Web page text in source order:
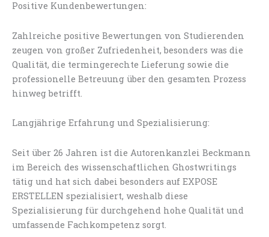
Positive Kundenbewertungen:
Zahlreiche positive Bewertungen von Studierenden
zeugen von großer Zufriedenheit, besonders was die
Qualität, die termingerechte Lieferung sowie die
professionelle Betreuung über den gesamten Prozess
hinweg betrifft.
Langjährige Erfahrung und Spezialisierung:
Seit über 26 Jahren ist die Autorenkanzlei Beckmann
im Bereich des wissenschaftlichen Ghostwritings
tätig und hat sich dabei besonders auf EXPOSE
ERSTELLEN spezialisiert, weshalb diese
Spezialisierung für durchgehend hohe Qualität und
umfassende Fachkompetenz sorgt.